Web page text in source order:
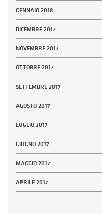
GENNAIO 2018
DICEMBRE 2017
NOVEMBRE 2017
OTTOBRE 2017
SETTEMBRE 2017
AGOSTO 2017
LUGLIO 2017
GIUGNO 2017
MAGGIO 2017
APRILE 2017